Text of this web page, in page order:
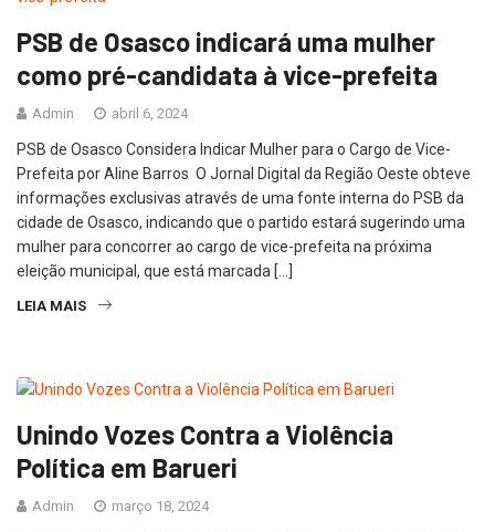
PSB de Osasco indicará uma mulher
como pré-candidata à vice-prefeita
Admin abril 6, 2024
PSB de Osasco Considera Indicar Mulher para o Cargo de Vice-
Prefeita por Aline Barros O Jornal Digital da Região Oeste obteve
informações exclusivas através de uma fonte interna do PSB da
cidade de Osasco, indicando que o partido estará sugerindo uma
mulher para concorrer ao cargo de vice-prefeita na próxima
eleição municipal, que está marcada […]
LEIA MAIS
Unindo Vozes Contra a Violência
Política em Barueri
Admin março 18, 2024